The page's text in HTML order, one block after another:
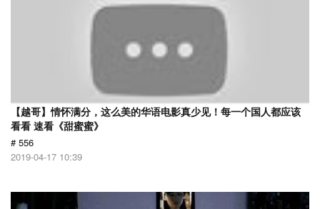
【越哥】情怀满分，这么美的华语电影真少见！每一个国人都应该
看看 速看《甜蜜蜜》
# 556
2019-04-17 10:39